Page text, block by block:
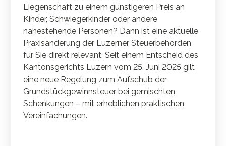
Liegenschaft zu einem günstigeren Preis an
Kinder, Schwiegerkinder oder andere
nahestehende Personen? Dann ist eine aktuelle
Praxisänderung der Luzerner Steuerbehörden
für Sie direkt relevant. Seit einem Entscheid des
Kantonsgerichts Luzern vom 25. Juni 2025 gilt
eine neue Regelung zum Aufschub der
Grundstückgewinnsteuer bei gemischten
Schenkungen – mit erheblichen praktischen
Vereinfachungen.